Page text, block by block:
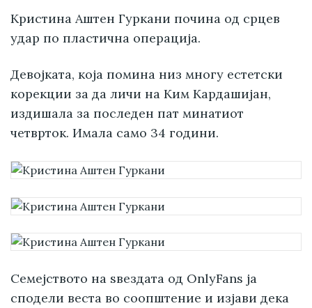
Кристина Аштен Гуркани почина од срцев
удар по пластична операција.
Девојката, која помина низ многу естетски
корекции за да личи на Ким Кардашијан,
издишала за последен пат минатиот
четврток. Имала само 34 години.
Семејството на ѕвездата од OnlyFans ја
сподели веста во соопштение и изјави дека